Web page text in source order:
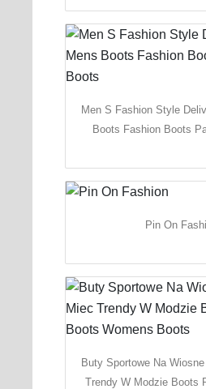
Men S Fashion Style
Boots Fashion Boots
Pin On
Buty Sportowe Na
Trendy W Modzie Boots